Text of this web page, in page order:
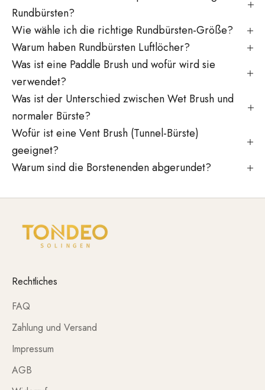
Rundbürsten?
Wie wähle ich die richtige Rundbürsten-Größe?
Warum haben Rundbürsten Luftlöcher?
Was ist eine Paddle Brush und wofür wird sie
verwendet?
Was ist der Unterschied zwischen Wet Brush und
normaler Bürste?
Wofür ist eine Vent Brush (Tunnel-Bürste)
geeignet?
Warum sind die Borstenenden abgerundet?
Rechtliches
FAQ
Zahlung und Versand
Impressum
AGB